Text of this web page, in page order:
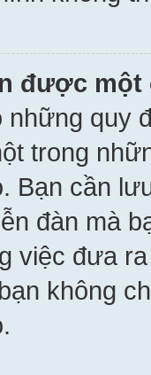
được một
những quy
trong
Bạn cần
đàn mà
việc đưa
không